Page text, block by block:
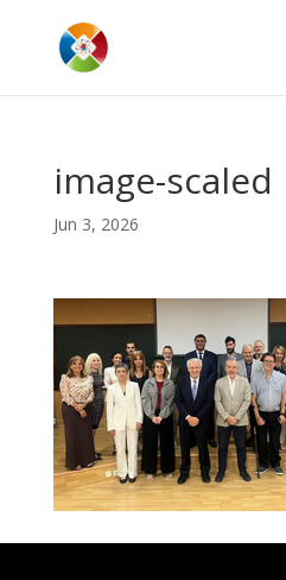
image-scaled
Jun 3, 2026